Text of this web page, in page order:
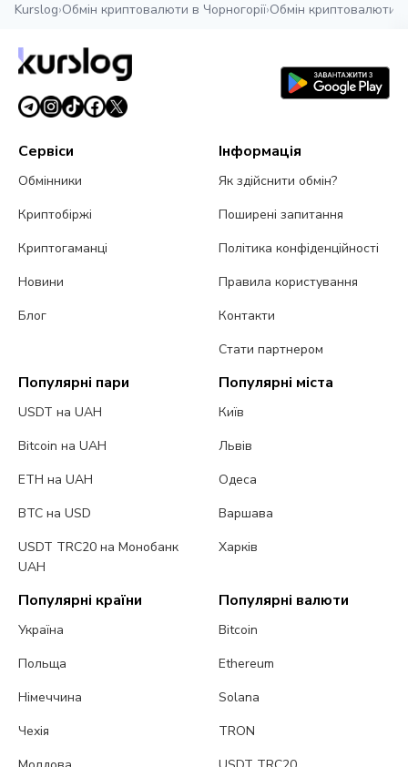
Kurslog›Обмін криптовалюти в Чорногорії›Обмін криптовалюти в
Сервіси
Обмінники
Криптобіржі
Криптогаманці
Новини
Блог
Інформація
Як здійснити обмін?
Поширені запитання
Політика конфіденційності
Правила користування
Контакти
Стати партнером
Популярні пари
USDT на UAH
Bitcoin на UAH
ETH на UAH
BTC на USD
USDT TRC20 на Монобанк
UAH
Популярні міста
Київ
Львів
Одеса
Варшава
Харків
Популярні країни
Україна
Польща
Німеччина
Чехія
Популярні валюти
Bitcoin
Ethereum
Solana
TRON